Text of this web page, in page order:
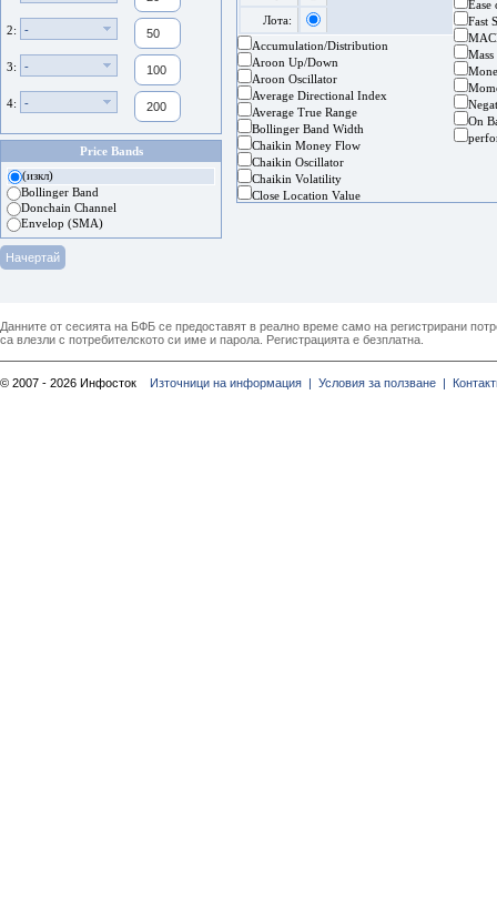
2: -
3: -
4: -
Price Bands
(изкл)
Bollinger Band
Donchain Channel
Envelop (SMA)
Лота:
Accumulation/Distribution
Aroon Up/Down
Aroon Oscillator
Average Directional Index
Average True Range
Bollinger Band Width
Chaikin Money Flow
Chaikin Oscillator
Chaikin Volatility
Close Location Value
Ease
Fast
On
Данните от сесията на БФБ се предоставят в реално време само на регистрирани
са влезли с потребителското си име и парола. Регистрацията е безплатна.
© 2007 - 2026 Инфосток Източници на информация | Условия за ползване |